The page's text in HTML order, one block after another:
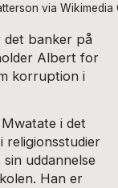
via Wikimedia
det banker på
Albert for
korruption i
i det
religionsstudier
uddannelse
Han er